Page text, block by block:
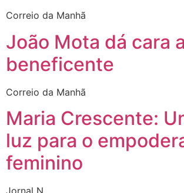
Correio da Manhã
João Mota dá cara
beneficente
Correio da Manhã
Maria Crescente:
luz para o
feminino